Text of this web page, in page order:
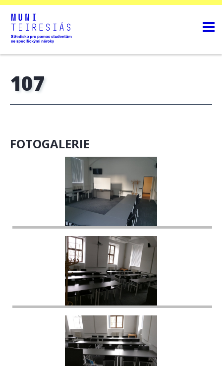
107
FOTOGALERIE